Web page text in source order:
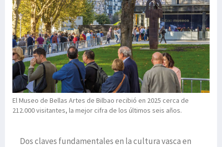
El Museo de Bellas Artes de Bilbao recibió en 2025 cerca de
212.000 visitantes, la mejor cifra de los últimos seis años.
Dos claves fundamentales en la cultura vasca en